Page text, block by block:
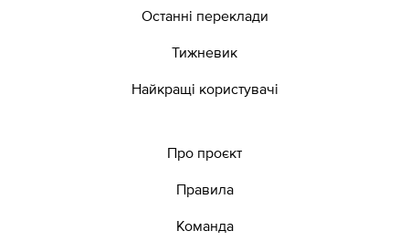
Останні переклади
Тижневик
Найкращі користувачі
Про проєкт
Правила
Команда